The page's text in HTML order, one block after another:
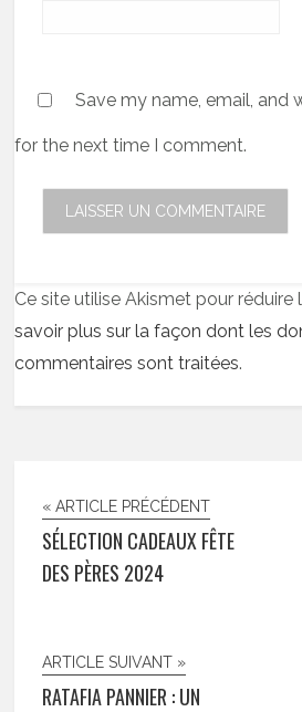
Save my name, email, and
for the next time I comment.
Ce site utilise Akismet pour réduire
savoir plus sur la façon dont les
commentaires sont traitées.
« ARTICLE PRÉCÉDENT
SÉLECTION CADEAUX FÊTE
DES PÈRES 2024
ARTICLE SUIVANT »
RATAFIA PANNIER : UN